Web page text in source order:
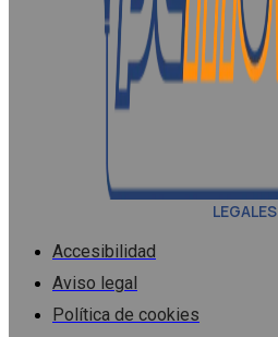
LEGALES
Accesibilidad
Aviso legal
Política de cookies